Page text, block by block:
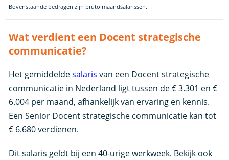
Bovenstaande bedragen zijn bruto maandsalarissen.
Wat verdient een Docent strategische
communicatie?
Het gemiddeldesalaris van een Docent strategische
communicatie in Nederland ligt tussen de € 3.301 en €
6.004 per maand, afhankelijk van ervaring en kennis.
Een Senior Docent strategische communicatie kan tot
€ 6.680 verdienen.
Dit salaris geldt bij een 40-urige werkweek. Bekijk ook